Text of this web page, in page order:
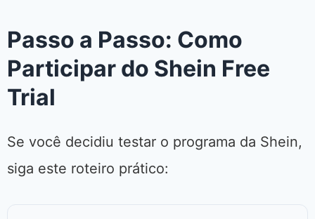
Passo a Passo: Como
Participar do Shein Free
Trial
Se você decidiu testar o programa da Shein,
siga este roteiro prático: